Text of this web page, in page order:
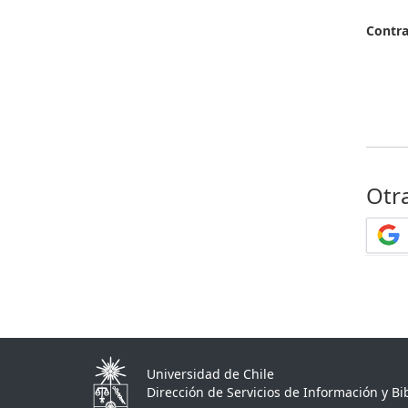
Universidad de Chile
Dirección de Servicios de Información y